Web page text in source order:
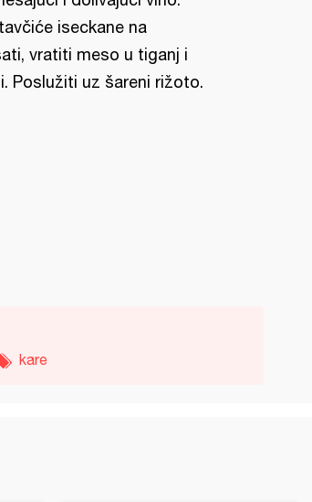
iseckane na
vratiti meso u tiganj i
Poslužiti uz šareni rižoto.
kare